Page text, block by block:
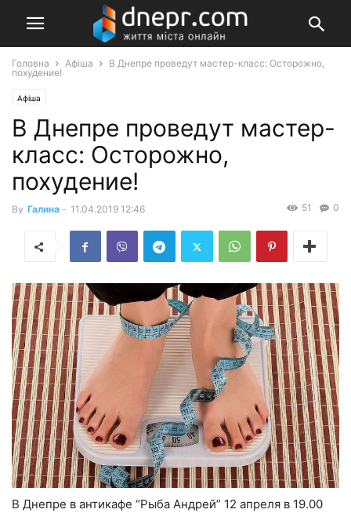
Головна Афіша
В Днепре проведут мастер-класс: Осторожно,
похудение!
Афіша
В Днепре проведут мастер-
класс: Осторожно,
похудение!
By Галина - 11.04.2019 12:46 0
51
В Днепре в антикафе “Рыба Андрей” 12 апреля в 19.00